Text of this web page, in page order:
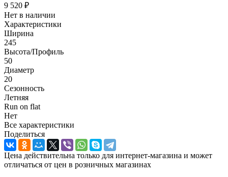
9 520 ₽
Нет в наличии
Характеристики
Ширина
245
Высота/Профиль
50
Диаметр
20
Сезонность
Летняя
Run on flat
Нет
Все характеристики
Поделиться
Цена действительна только для интернет-магазина и может
отличаться от цен в розничных магазинах